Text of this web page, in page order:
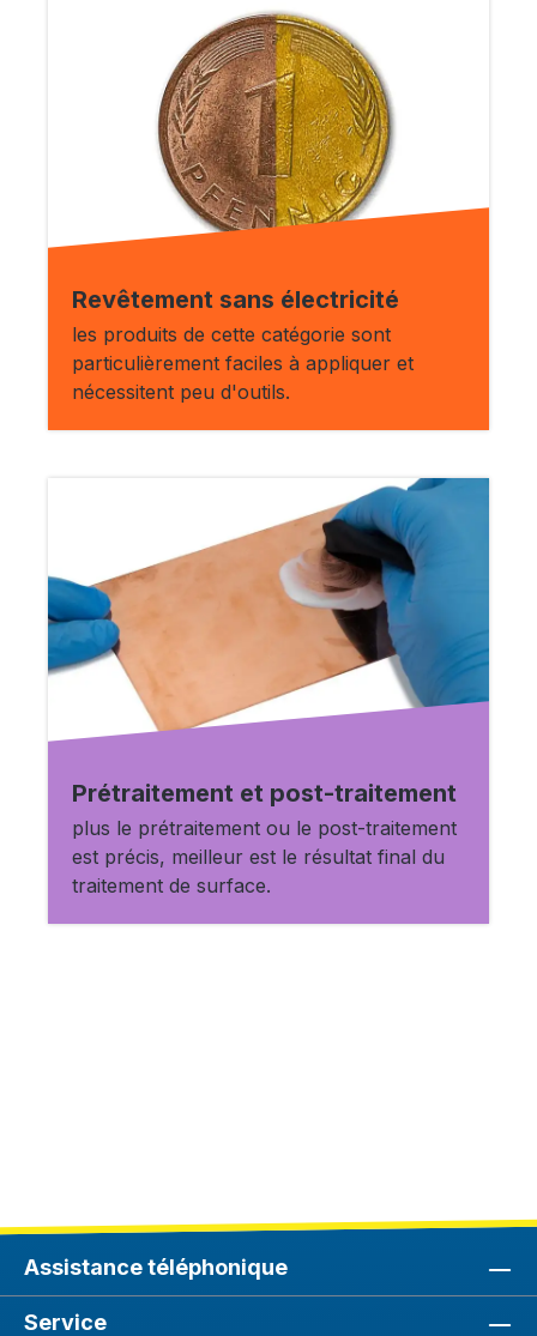
Revêtement sans électricité
les produits de cette catégorie sont
particulièrement faciles à appliquer et
nécessitent peu d'outils.
Prétraitement et post-traitement
plus le prétraitement ou le post-traitement
est précis, meilleur est le résultat final du
traitement de surface.
Assistance téléphonique
Service